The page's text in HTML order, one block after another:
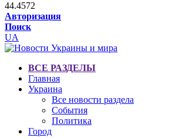
44.4572
Авторизация
Поиск
UA
ВСЕ РАЗДЕЛЫ
Главная
Украина
Все новости раздела
События
Политика
Город